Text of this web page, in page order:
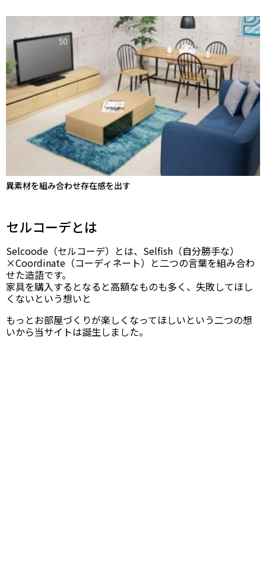
異素材を組み合わせ存在感を出す
セルコーデとは
Selcoode（セルコーデ）とは、Selfish（自分勝手な）
×Coordinate（コーディネート）と二つの言葉を組み合わ
せた造語です。
家具を購入するとなると高額なものも多く、失敗してほし
くないという想いと
もっとお部屋づくりが楽しくなってほしいという二つの想
いから当サイトは誕生しました。